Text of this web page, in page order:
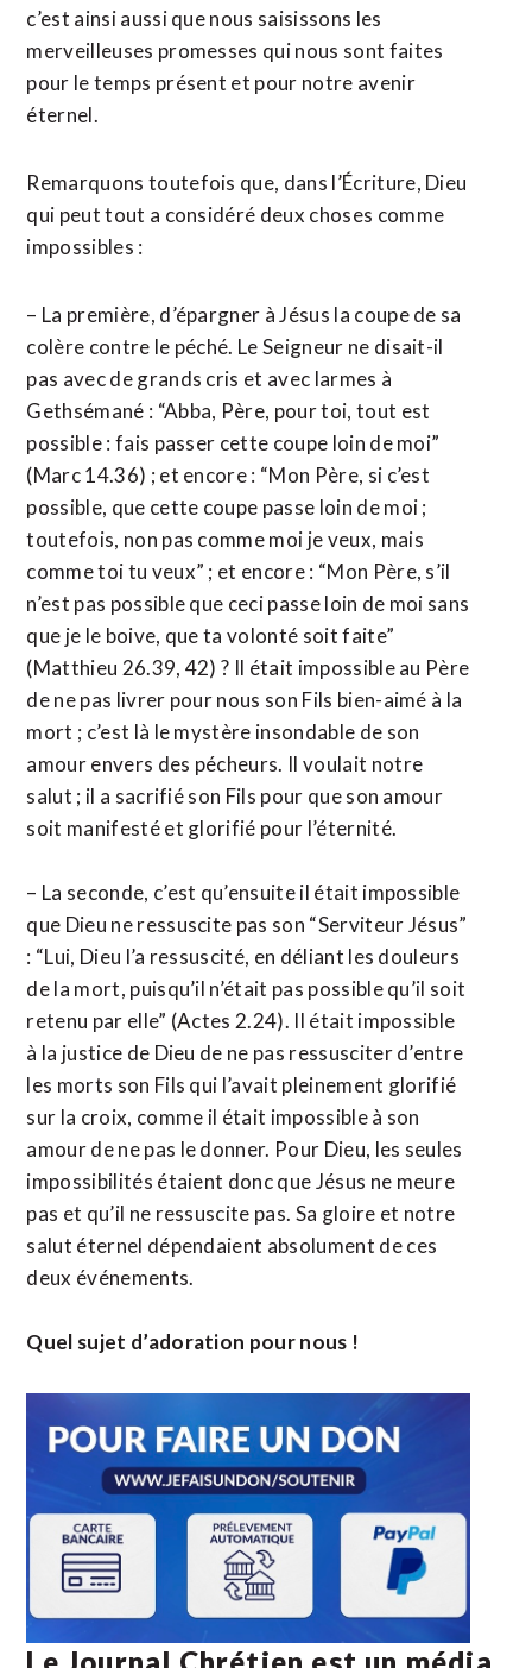
c’est ainsi aussi que nous saisissons les
merveilleuses promesses qui nous sont faites
pour le temps présent et pour notre avenir
éternel.
Remarquons toutefois que, dans l’Écriture, Dieu
qui peut tout a considéré deux choses comme
impossibles :
– La première, d’épargner à Jésus la coupe de sa
colère contre le péché. Le Seigneur ne disait-il
pas avec de grands cris et avec larmes à
Gethsémané : “Abba, Père, pour toi, tout est
possible : fais passer cette coupe loin de moi”
(Marc 14.36) ; et encore : “Mon Père, si c’est
possible, que cette coupe passe loin de moi ;
toutefois, non pas comme moi je veux, mais
comme toi tu veux” ; et encore : “Mon Père, s’il
n’est pas possible que ceci passe loin de moi sans
que je le boive, que ta volonté soit faite”
(Matthieu 26.39, 42) ? Il était impossible au Père
de ne pas livrer pour nous son Fils bien-aimé à la
mort ; c’est là le mystère insondable de son
amour envers des pécheurs. Il voulait notre
salut ; il a sacrifié son Fils pour que son amour
soit manifesté et glorifié pour l’éternité.
– La seconde, c’est qu’ensuite il était impossible
que Dieu ne ressuscite pas son “Serviteur Jésus”
: “Lui, Dieu l’a ressuscité, en déliant les douleurs
de la mort, puisqu’il n’était pas possible qu’il soit
retenu par elle” (Actes 2.24). Il était impossible
à la justice de Dieu de ne pas ressusciter d’entre
les morts son Fils qui l’avait pleinement glorifié
sur la croix, comme il était impossible à son
amour de ne pas le donner. Pour Dieu, les seules
impossibilités étaient donc que Jésus ne meure
pas et qu’il ne ressuscite pas. Sa gloire et notre
salut éternel dépendaient absolument de ces
deux événements.
Quel sujet d’adoration pour nous !